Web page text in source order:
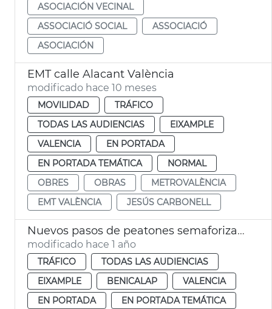
ASOCIACIÓN VECINAL
ASSOCIACIÓ SOCIAL
ASSOCIACIÓ
ASOCIACIÓN
EMT calle Alacant València
modificado hace 10 meses
MOVILIDAD
TRÁFICO
TODAS LAS AUDIENCIAS
EIXAMPLE
VALENCIA
EN PORTADA
EN PORTADA TEMÁTICA
NORMAL
OBRES
OBRAS
METROVALÈNCIA
EMT VALÈNCIA
JESÚS CARBONELL
Nuevos pasos de peatones semaforizados València
modificado hace 1 año
TRÁFICO
TODAS LAS AUDIENCIAS
EIXAMPLE
BENICALAP
VALENCIA
EN PORTADA
EN PORTADA TEMÁTICA